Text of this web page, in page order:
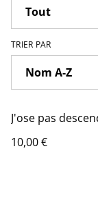
TRIER PAR
J'ose pas
10,00 €